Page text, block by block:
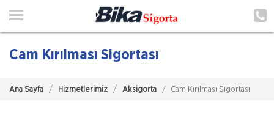
Ana Sayfa
Poliçe Hatırlat
Cam Kırılması Sigortası
Ana Sayfa Hizmetlerimiz Aksigorta Cam Kırılması Sigortası